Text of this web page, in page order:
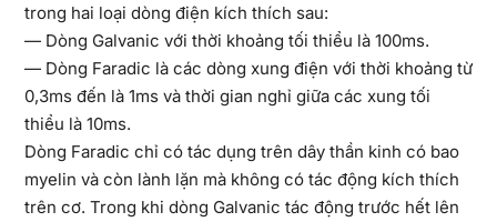
trong hai loại dòng điện kích thích sau:
— Dòng Galvanic với thời khoảng tối thiểu là 100ms.
— Dòng Faradic là các dòng xung điện với thời khoảng từ
0,3ms đến là 1ms và thời gian nghỉ giữa các xung tối
thiểu là 10ms.
Dòng Faradic chỉ có tác dụng trên dây thần kinh có bao
myelin và còn lành lặn mà không có tác động kích thích
trên cơ. Trong khi dòng Galvanic tác động trước hết lên